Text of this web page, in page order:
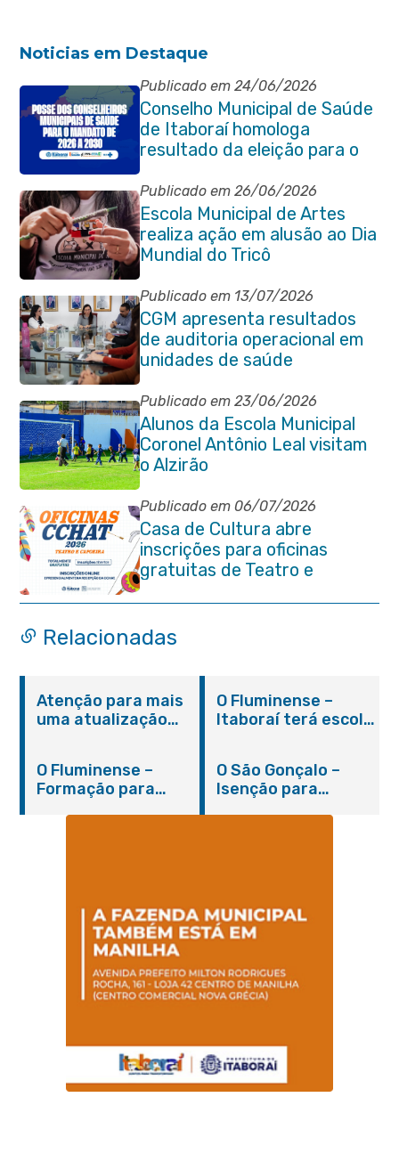
Noticias em Destaque
Publicado em 24/06/2026
Conselho Municipal de Saúde
de Itaboraí homologa
resultado da eleição para o
quadriênio 2026–2030
Publicado em 26/06/2026
Escola Municipal de Artes
realiza ação em alusão ao Dia
Mundial do Tricô
Publicado em 13/07/2026
CGM apresenta resultados
de auditoria operacional em
unidades de saúde
Publicado em 23/06/2026
Alunos da Escola Municipal
Coronel Antônio Leal visitam
o Alzirão
Publicado em 06/07/2026
Casa de Cultura abre
inscrições para oficinas
gratuitas de Teatro e
Capoeira
Relacionadas
Atenção para mais
uma atualização
em Itaboraí (24/05)
O Fluminense –
Itaboraí terá escola
março
O Fluminense –
Formação para
O São Gonçalo –
Isenção para